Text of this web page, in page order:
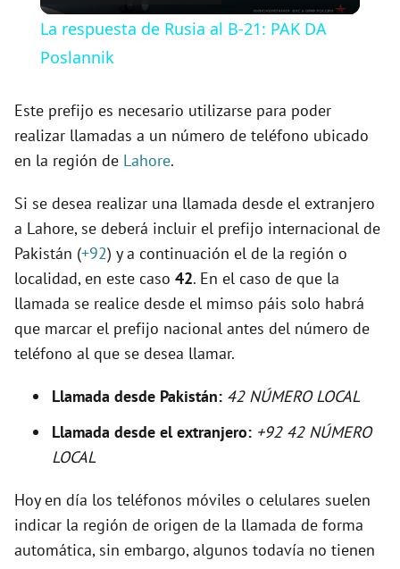
y
i
d
e
La respuesta de Rusia al B-21: PAK DA
Poslannik
Este prefijo es necesario utilizarse para poder
realizar llamadas a un número de teléfono ubicado
en la región de Lahore.
Si se desea realizar una llamada desde el extranjero
a Lahore, se deberá incluir el prefijo internacional de
Pakistán (+92) y a continuación el de la región o
localidad, en este caso 42. En el caso de que la
llamada se realice desde el mimso páis solo habrá
que marcar el prefijo nacional antes del número de
teléfono al que se desea llamar.
Llamada desde Pakistán: 42 NÚMERO LOCAL
Llamada desde el extranjero: +92 42 NÚMERO
LOCAL
Hoy en día los teléfonos móviles o celulares suelen
indicar la región de origen de la llamada de forma
automática, sin embargo, algunos todavía no tienen